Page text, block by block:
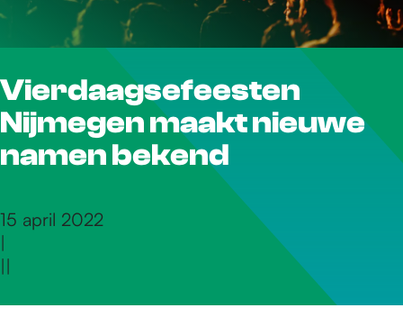
r
d
e
o
Vierdaagsefeesten
Nijmegen maakt nieuwe
namen bekend
15 april 2022
|
||